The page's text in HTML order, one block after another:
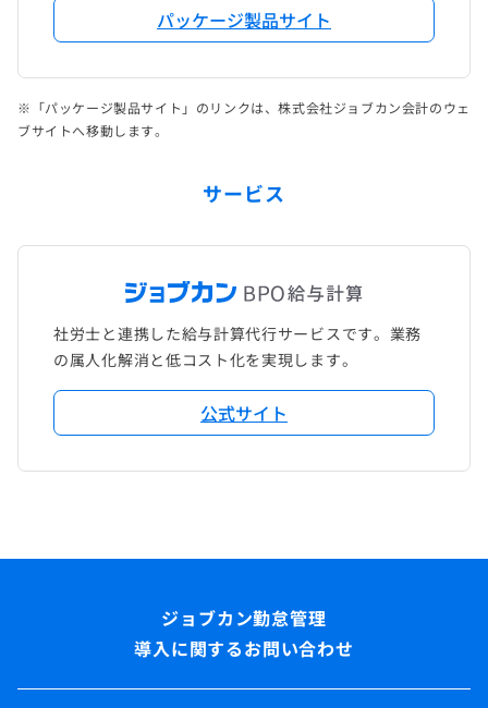
パッケージ製品サイト
※「パッケージ製品サイト」のリンクは、株式会社ジョブカン会計のウェ
ブサイトへ移動します。
サービス
社労士と連携した給与計算代行サービスです。業務
の属人化解消と低コスト化を実現します。
公式サイト
導入に関するお問い合わせ